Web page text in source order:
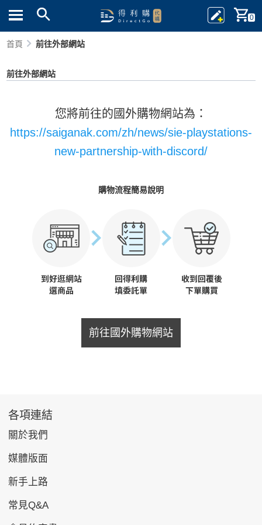
0
首頁 前往外部網站
前往外部網站
您將前往的國外購物網站為：
https://saiganak.com/zh/news/sie-playstations-
new-partnership-with-discord/
購物流程簡易說明
前往國外購物網站
各項連結
關於我們
媒體版面
新手上路
常見Q&A